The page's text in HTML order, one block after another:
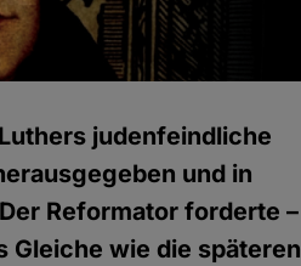
judenfeindliche
und in
Reformator forderte –
Gleiche wie die späteren